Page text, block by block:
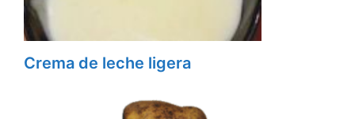
Crema de leche ligera